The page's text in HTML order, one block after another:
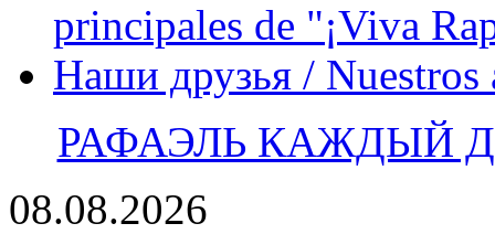
principales de "¡Viva
Наши друзья / Nuestros
РАФАЭЛЬ КАЖДЫЙ
08.08.2026